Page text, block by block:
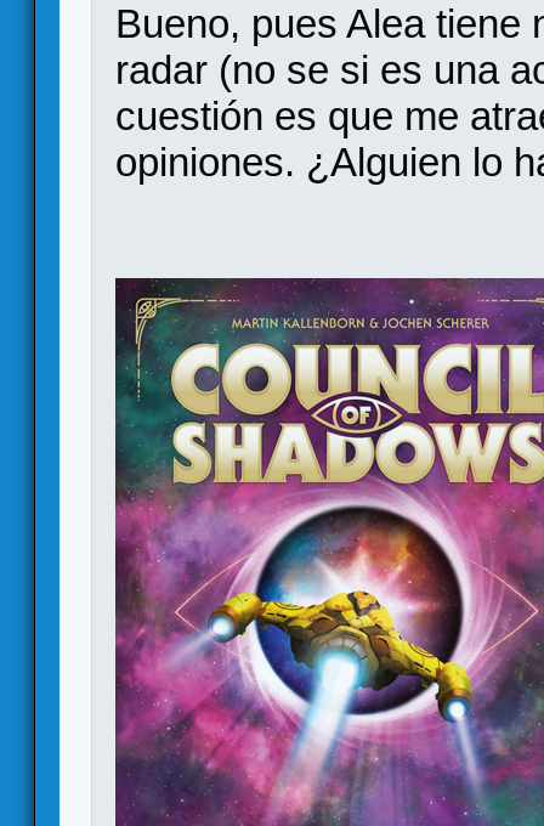
Bueno, pues Alea tiene
radar (no se si es una
cuestión es que me
opiniones. ¿Alguien lo